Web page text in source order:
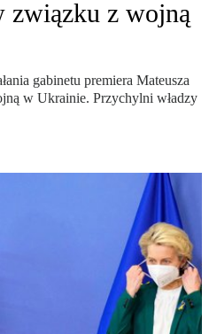
związku z wojną
gabinetu premiera Mateusza
w Ukrainie. Przychylni władzy